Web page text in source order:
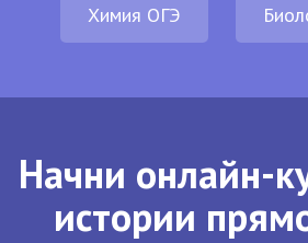
Химия ОГЭ
Начни онлайн-
истории